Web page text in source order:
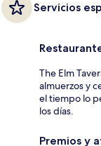
Servicios
The Elm
almuerzos y
el tiempo lo
los días.
Premios y